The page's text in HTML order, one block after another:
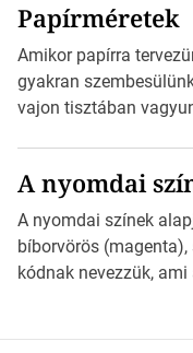
Illustratorban készült
esetben konzultáljunk
nyomdai
derüljön ki, hogy
Papírméretek
Amikor papírra
gyakran
vajon tisztában
*Hirdetés Ebben a
világába kalauzolunk
milyen szempontok
jövőben. Bevezetés a
A nyomdai
A nyomdai színek
bíborvörös (magenta),
kódnak nevezzük,